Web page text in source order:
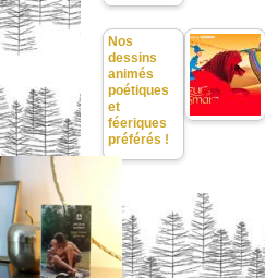
Nos
dessins
animés
poétiques
et
féeriques
préférés !